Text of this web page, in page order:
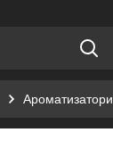
Ароматизатори